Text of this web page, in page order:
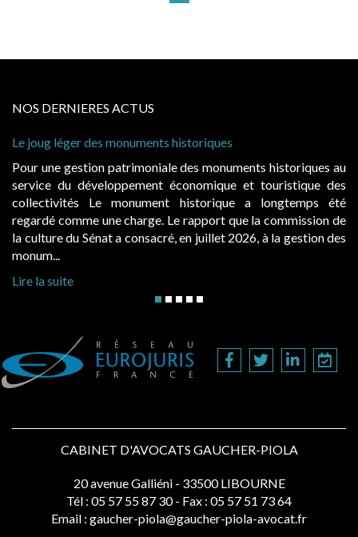
NOS DERNIERES ACTUS
des monuments historiques
gestion patrimoniale des monuments historiques au
du développement économique et touristique des
Le monument historique a longtemps été
comme une charge. Le rapport que la commission de
du Sénat a consacré, en juillet 2026, à la gestion des
également
public,
CABINET D'AVOCATS GAUCHER-PIOLA
20 avenue Galliéni - 33500 LIBOURNE
Tél : 05 57 55 87 30 - Fax : 05 57 51 73 64
Email : gaucher-piola@gaucher-piola-avocat.fr